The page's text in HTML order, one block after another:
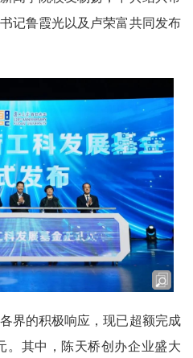
记鲁霞光以及卢荣富共同发布
界的积极响应，现已超额完成
。其中，陈天桥创办企业盛大